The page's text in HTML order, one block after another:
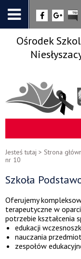
Ośrodek
Jesteś tutaj >Strona
nr 10
Szkoła
Oferujemy
terapeutyczne w
potrzebie kształcenia
edukacji
nauczania
zespołów